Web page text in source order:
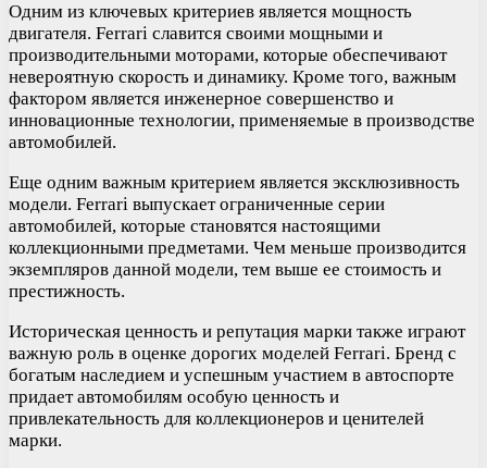
Одним из ключевых критериев является мощность
двигателя. Ferrari славится своими мощными и
производительными моторами, которые обеспечивают
невероятную скорость и динамику. Кроме того, важным
фактором является инженерное совершенство и
инновационные технологии, применяемые в производстве
автомобилей.
Еще одним важным критерием является эксклюзивность
модели. Ferrari выпускает ограниченные серии
автомобилей, которые становятся настоящими
коллекционными предметами. Чем меньше производится
экземпляров данной модели, тем выше ее стоимость и
престижность.
Историческая ценность и репутация марки также играют
важную роль в оценке дорогих моделей Ferrari. Бренд с
богатым наследием и успешным участием в автоспорте
придает автомобилям особую ценность и
привлекательность для коллекционеров и ценителей
марки.